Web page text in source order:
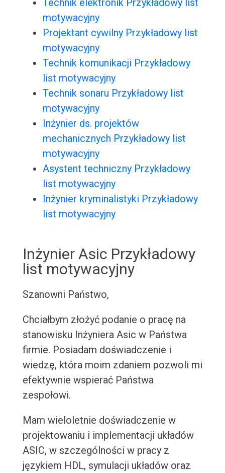
Technik elektronik Przykładowy list
motywacyjny
Projektant cywilny Przykładowy list
motywacyjny
Technik komunikacji Przykładowy
list motywacyjny
Technik sonaru Przykładowy list
motywacyjny
Inżynier ds. projektów
mechanicznych Przykładowy list
motywacyjny
Asystent techniczny Przykładowy
list motywacyjny
Inżynier kryminalistyki Przykładowy
list motywacyjny
Inżynier Asic Przykładowy
list motywacyjny
Szanowni Państwo,
Chciałbym złożyć podanie o pracę na
stanowisku Inżyniera Asic w Państwa
firmie. Posiadam doświadczenie i
wiedzę, która moim zdaniem pozwoli mi
efektywnie wspierać Państwa
zespołowi.
Mam wieloletnie doświadczenie w
projektowaniu i implementacji układów
ASIC, w szczególności w pracy z
językiem HDL, symulacji układów oraz